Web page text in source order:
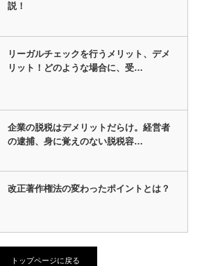
説！
リーガルチェックを行うメリット、デメ
リット！どのような場合に、受…
企業の脱税はデメリットだらけ。経営者
の逮捕、身に覚えのない脱税容…
改正著作権法の変わったポイントとは？
トップページに戻る